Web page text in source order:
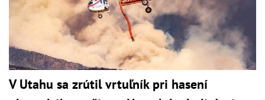
V Utahu sa zrútil vrtuľník pri hasení